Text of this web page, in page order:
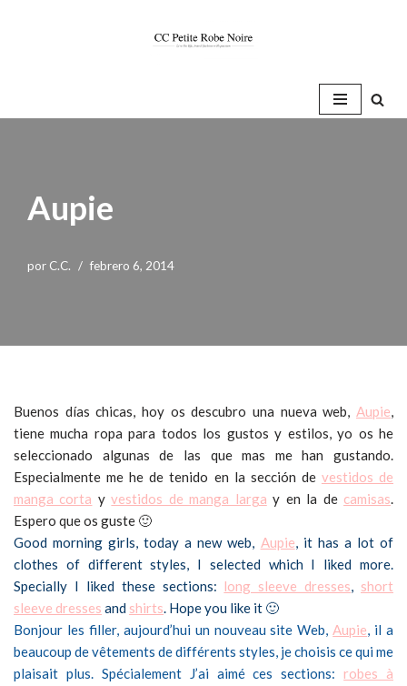
Aupie
por C.C. febrero 6, 2014
Buenos días chicas, hoy os descubro una nueva web, Aupie,
tiene mucha ropa para todos los gustos y estilos, yo os he
seleccionado algunas de las que mas me han gustando.
Especialmente me he de tenido en la sección de vestidos de
manga corta yvestidos de manga larga y en la de camisas.
Espero que os guste 🙂
Good morning girls, today a new web, Aupie, it has a lot of
clothes of different styles, I selected which I liked more.
Specially I liked these sections: long sleeve dresses, short
sleeve dresses and shirts. Hope you like it 🙂
Bonjour les filler, aujourd’hui un nouveau site Web,Aupie, il a
beaucoup de vêtements de différents styles, je choisis ce qui me
plaisait plus. Spécialement J’ai aimé ces sections: robes à